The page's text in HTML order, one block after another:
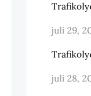
juli 29,
juli 28,